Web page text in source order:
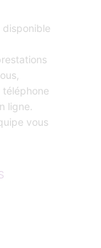
disponible
téléphone
ligne.
vous